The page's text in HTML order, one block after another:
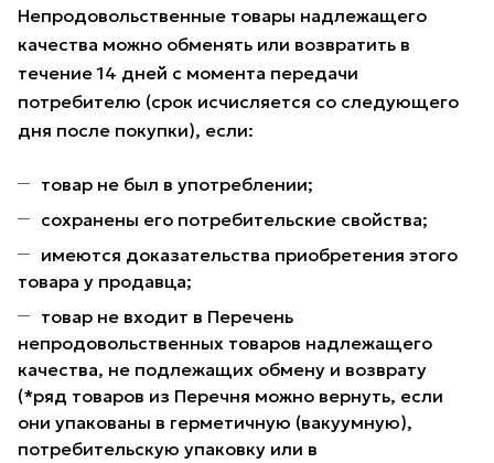
Непродовольственные товары надлежащего
качества можно обменять или возвратить в
течение 14 дней с момента передачи
потребителю (срок исчисляется со следующего
дня после покупки), если:
товар не был в употреблении;
сохранены его потребительские свойства;
имеются доказательства приобретения этого
товара у продавца;
товар не входит в Перечень
непродовольственных товаров надлежащего
качества, не подлежащих обмену и возврату
(*ряд товаров из Перечня можно вернуть, если
они упакованы в герметичную (вакуумную),
потребительскую упаковку или в